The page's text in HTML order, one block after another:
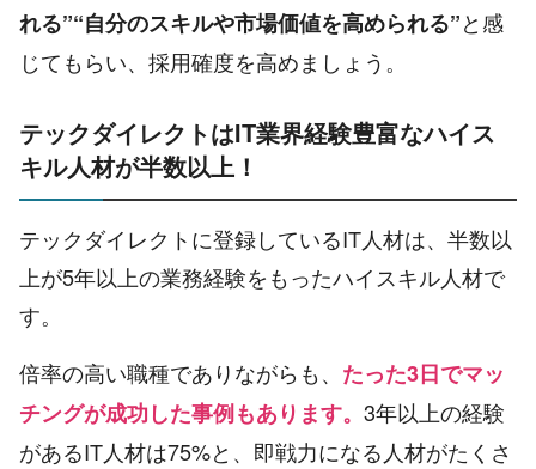
れる”“自分のスキルや市場価値を高められる”と感
じてもらい、採用確度を高めましょう。
テックダイレクトはIT業界経験豊富なハイス
キル人材が半数以上！
テックダイレクトに登録しているIT人材は、半数以
上が5年以上の業務経験をもったハイスキル人材で
す。
倍率の高い職種でありながらも、 たった3日でマッ
チングが成功した事例もあります。 3年以上の経験
があるIT人材は75%と、即戦力になる人材がたくさ